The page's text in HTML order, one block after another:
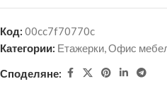
Код: 00cc7f70770c
Категории: Етажерки,Офис
Споделяне: